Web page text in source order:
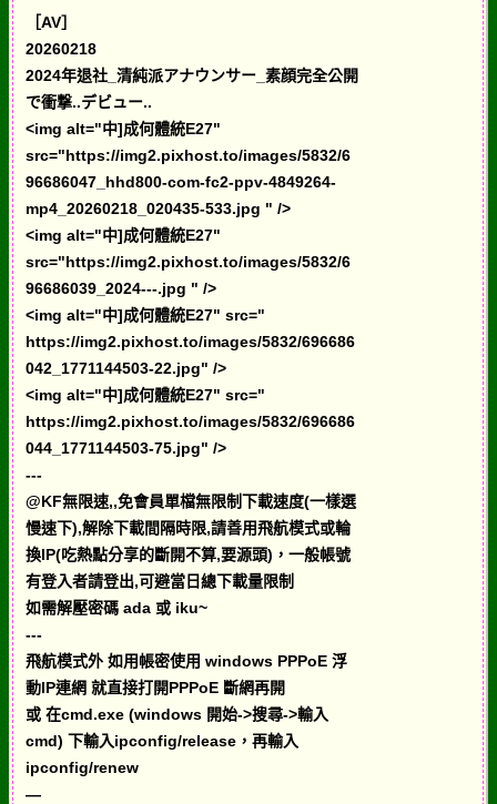
［AV］
20260218
2024年退社_清純派アナウンサー_素顔完全公開
で衝撃..デビュー..
<img alt="中]成何體統E27"
src="https://img2.pixhost.to/images/5832/6
96686047_hhd800-com-fc2-ppv-4849264-
mp4_20260218_020435-533.jpg " />
<img alt="中]成何體統E27"
src="https://img2.pixhost.to/images/5832/6
96686039_2024---.jpg " />
<img alt="中]成何體統E27" src="
https://img2.pixhost.to/images/5832/696686
042_1771144503-22.jpg" />
<img alt="中]成何體統E27" src="
https://img2.pixhost.to/images/5832/696686
044_1771144503-75.jpg" />
---
@KF無限速,,免會員單檔無限制下載速度(一樣選
慢速下),解除下載間隔時限,請善用飛航模式或輪
換IP(吃熱點分享的斷開不算,要源頭)，一般帳號
有登入者請登出,可避當日總下載量限制
如需解壓密碼 ada 或 iku~
---
飛航模式外 如用帳密使用 windows PPPoE 浮
動IP連網 就直接打開PPPoE 斷網再開
或 在cmd.exe (windows 開始->搜尋->輸入
cmd) 下輸入ipconfig/release，再輸入
ipconfig/renew
—